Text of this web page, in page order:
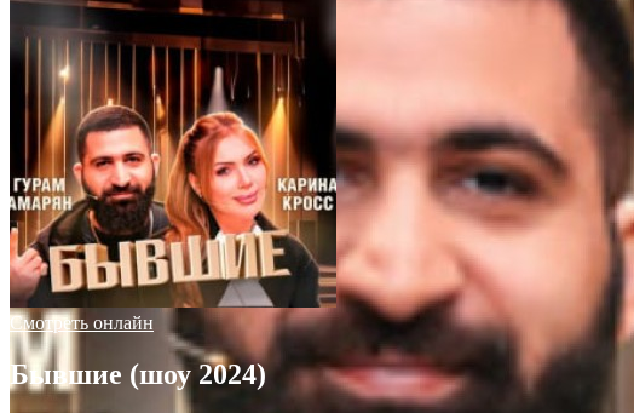
Смотреть онлайн
Бывшие (шоу 2024)